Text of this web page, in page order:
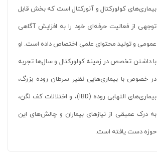
بیماری‌های کولورکتال و آنورکتال است که بخش قابل
توجهی از فعالیت حرفه‌ای خود را به افزایش آگاهی
عمومی و تولید محتوای علمی اختصاص داده است. او
با داشتن تخصص در زمینه کولورکتال و سال‌ها تجربه
در خصوص با بیماری‌هایی نظیر سرطان روده بزرگ،
بیماری‌های التهابی روده (IBD)، و اختلالات کف لگن،
به درک عمیقی از نیازهای بیماران و چالش‌های این
حوزه دست یافته است.